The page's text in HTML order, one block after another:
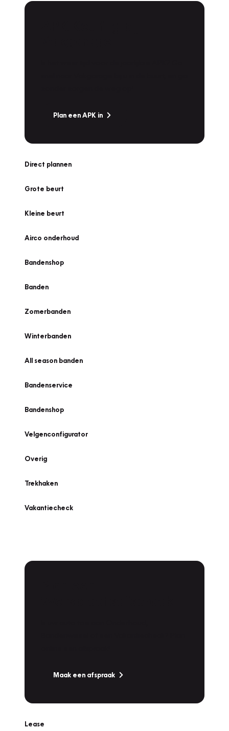
Plan een APK in
Direct plannen
Grote beurt
Kleine beurt
Airco onderhoud
Bandenshop
Banden
Zomerbanden
Winterbanden
All season banden
Bandenservice
Bandenshop
Velgenconfigurator
Overig
Trekhaken
Vakantiecheck
Maak een afspraak
Lease